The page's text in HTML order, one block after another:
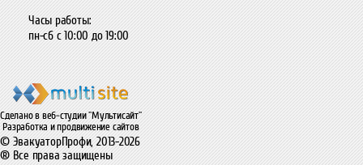
Часы работы:
пн-сб с 10:00 до 19:00
Сделано в веб-студии "Мультисайт"
Разработка и продвижение сайтов
© ЭвакуаторПрофи, 2013-2026
® Все права защищены